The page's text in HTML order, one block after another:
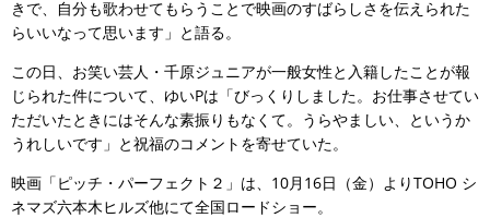
きで、自分も歌わせてもらうことで映画のすばらしさを伝えられた
らいいなって思います」と語る。
この日、お笑い芸人・千原ジュニアが一般女性と入籍したことが報
じられた件について、ゆいPは「びっくりしました。お仕事させてい
ただいたときにはそんな素振りもなくて。うらやましい、というか
うれしいです」と祝福のコメントを寄せていた。
映画「ピッチ・パーフェクト２」は、10月16日（金）よりTOHO シ
ネマズ六本木ヒルズ他にて全国ロードショー。